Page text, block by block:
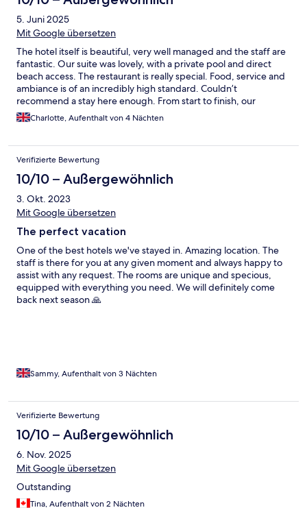
5. Juni 2025
Mit Google übersetzen
The hotel itself is beautiful, very well managed and the staff are
fantastic. Our suite was lovely, with a private pool and direct
beach access. The restaurant is really special. Food, service and
ambiance is of an incredibly high standard. Couldn’t
recommend a stay here enough. From start to finish, our
experience at this hotel was nothing short of extraordinary.
Charlotte, Aufenthalt von 4 Nächten
Verifizierte Bewertung
10/10 – Außergewöhnlich
3. Okt. 2023
Mit Google übersetzen
The perfect vacation
One of the best hotels we've stayed in. Amazing location. The
staff is there for you at any given moment and always happy to
assist with any request. The rooms are unique and specious,
equipped with everything you need. We will definitely come
back next season 🙏
Sammy, Aufenthalt von 3 Nächten
Verifizierte Bewertung
10/10 – Außergewöhnlich
6. Nov. 2025
Mit Google übersetzen
Outstanding
Tina, Aufenthalt von 2 Nächten